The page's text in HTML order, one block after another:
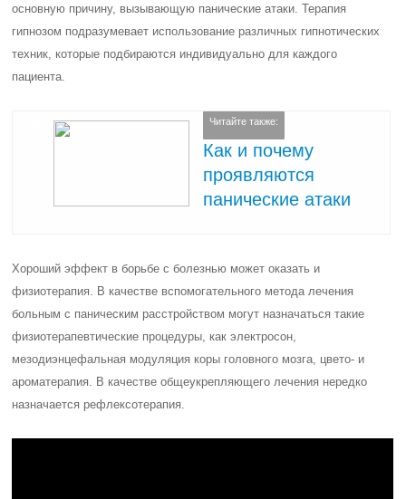
основную причину, вызывающую панические атаки. Терапия
гипнозом подразумевает использование различных гипнотических
техник, которые подбираются индивидуально для каждого
пациента.
Читайте также:
Как и почему
проявляются
панические атаки
Хороший эффект в борьбе с болезнью может оказать и
физиотерапия. В качестве вспомогательного метода лечения
больным с паническим расстройством могут назначаться такие
физиотерапевтические процедуры, как электросон,
мезодиэнцефальная модуляция коры головного мозга, цвето- и
ароматерапия. В качестве общеукрепляющего лечения нередко
назначается рефлексотерапия.